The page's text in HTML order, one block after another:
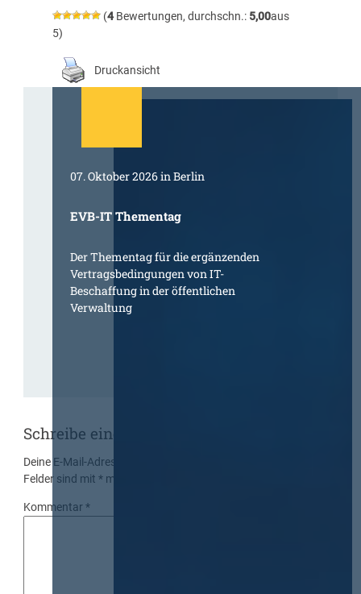
(4Bewertungen, durchschn.: 5,00aus
5)
Druckansicht
07. Oktober 2026 in Berlin
EVB-IT Thementag
Der Thementag für die ergänzenden
Vertragsbedingungen von IT-
Beschaffung in der öffentlichen
Verwaltung
Schreibe einen Kommentar
Deine E-Mail-Adresse wird nicht veröffentlicht.
Felder sind mit* markiert
Kommentar*